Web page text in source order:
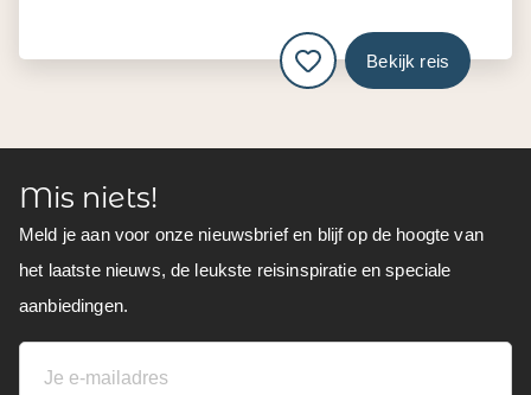
Bekijk reis
Mis niets!
Meld je aan voor onze nieuwsbrief en blijf op de hoogte van
het laatste nieuws, de leukste reisinspiratie en speciale
aanbiedingen.